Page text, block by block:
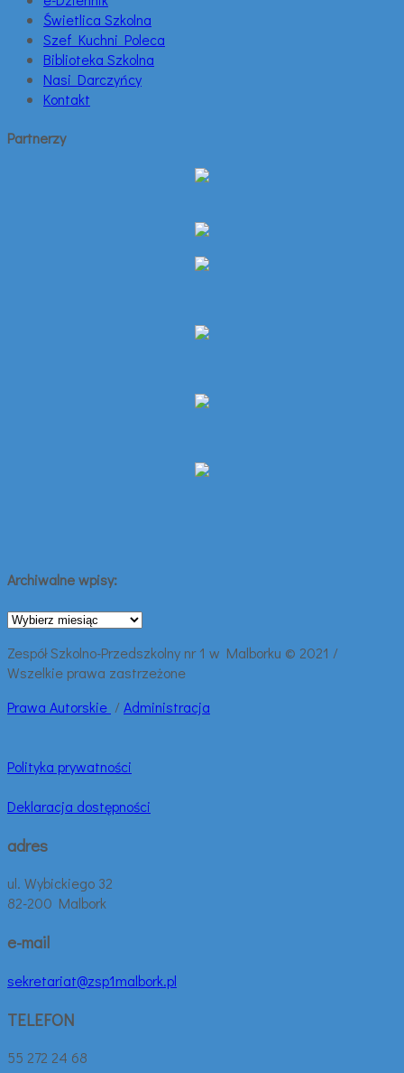
Świetlica Szkolna
Szef Kuchni Poleca
Biblioteka Szkolna
Nasi Darczyńcy
Kontakt
Partnerzy
Archiwalne wpisy:
Archiwalne
Zespół Szkolno-Przedszkolny nr 1 w Malborku © 2021 /
Wszelkie prawa zastrzeżone
Prawa Autorskie /Administracja
Polityka prywatności
Deklaracja dostępności
adres
ul. Wybickiego 32
82-200 Malbork
e-mail
sekretariat@zsp1malbork.pl
TELEFON
55 272 24 68